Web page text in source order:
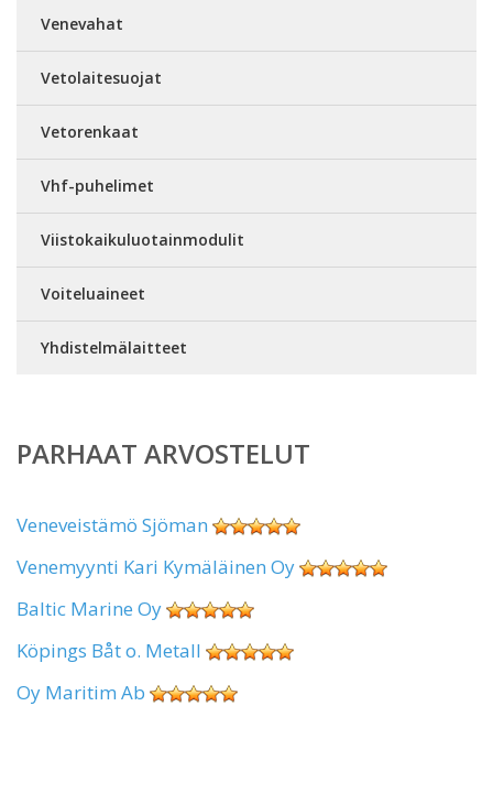
Venevahat
Vetolaitesuojat
Vetorenkaat
Vhf-puhelimet
Viistokaikuluotainmodulit
Voiteluaineet
Yhdistelmälaitteet
PARHAAT ARVOSTELUT
Veneveistämö Sjöman
Venemyynti Kari Kymäläinen Oy
Baltic Marine Oy
Köpings Båt o. Metall
Oy Maritim Ab